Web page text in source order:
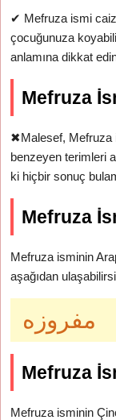
✔ Mefruza ismi
çocuğunuza
anlamına dikkat
Mefruza
✖Malesef, Mefruza
benzeyen terimleri
ki hiçbir sonuç
Mefruza
Mefruza isminin
aşağıdan
مفروزه
Mefruza
Mefruza isminin